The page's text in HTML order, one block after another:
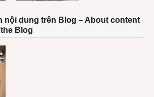
nội dung trên Blog – About content
Blog